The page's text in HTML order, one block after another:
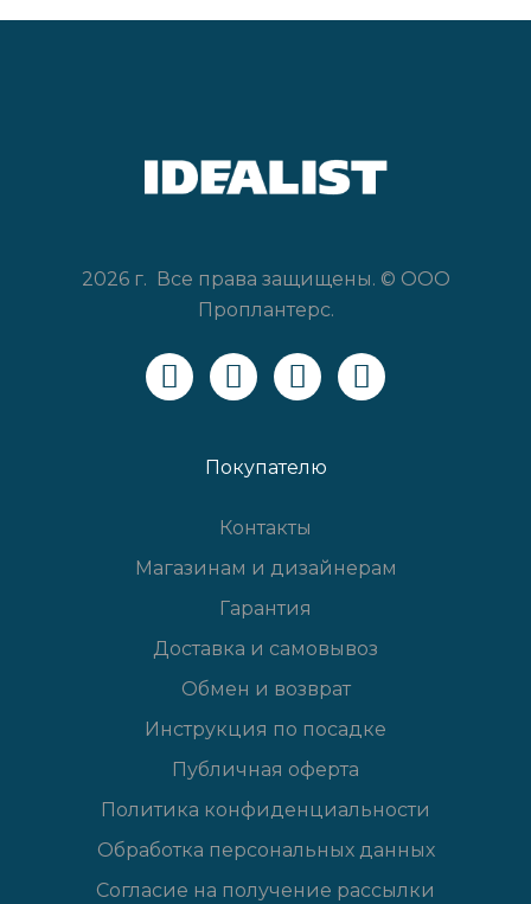
2026 г. Все права защищены. © ООО
Проплантерс.
Покупателю
Контакты
Магазинам и дизайнерам
Гарантия
Доставка и самовывоз
Обмен и возврат
Инструкция по посадке
Публичная оферта
Политика конфиденциальности
Обработка персональных данных
Согласие на получение рассылки